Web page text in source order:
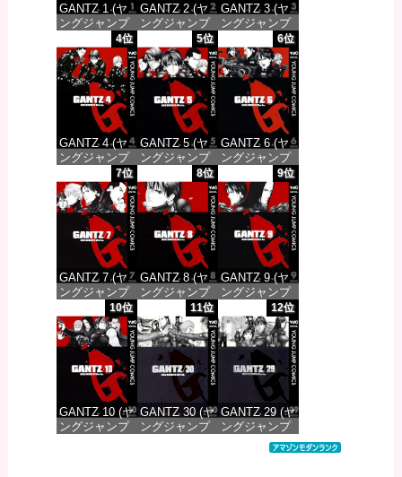
GANTZ 1 (ヤ
ングジャンプ
コミックス
DIGITAL)
価格：¥100
GANTZ 2 (ヤ
ングジャンプ
コミックス
DIGITAL)
価格：¥100
GANTZ 3 (ヤ
ングジャンプ
コミックス
DIGITAL)
価格：¥100
4位
GANTZ 4 (ヤ
ングジャンプ
コミックス
DIGITAL)
価格：¥100
5位
GANTZ 5 (ヤ
ングジャンプ
コミックス
DIGITAL)
価格：¥100
6位
GANTZ 6 (ヤ
ングジャンプ
コミックス
DIGITAL)
価格：¥100
7位
GANTZ 7 (ヤ
ングジャンプ
コミックス
DIGITAL)
価格：¥100
8位
GANTZ 8 (ヤ
ングジャンプ
コミックス
DIGITAL)
価格：¥100
9位
GANTZ 9 (ヤ
ングジャンプ
コミックス
DIGITAL)
価格：¥100
10位
GANTZ 10 (ヤ
ングジャンプ
11位
GANTZ 30 (ヤ
ングジャンプ
12位
GANTZ 29 (ヤ
ングジャンプ
コミックス